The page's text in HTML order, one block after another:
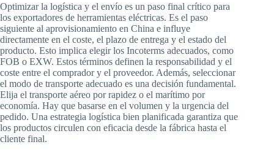
Optimizar la logística y el envío es un paso final crítico para
los exportadores de herramientas eléctricas. Es el paso
siguiente al aprovisionamiento en China e influye
directamente en el coste, el plazo de entrega y el estado del
producto. Esto implica elegir los Incoterms adecuados, como
FOB o EXW. Estos términos definen la responsabilidad y el
coste entre el comprador y el proveedor. Además, seleccionar
el modo de transporte adecuado es una decisión fundamental.
Elija el transporte aéreo por rapidez o el marítimo por
economía. Hay que basarse en el volumen y la urgencia del
pedido. Una estrategia logística bien planificada garantiza que
los productos circulen con eficacia desde la fábrica hasta el
cliente final.